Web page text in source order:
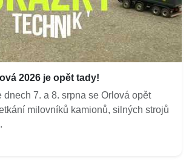
2026 je opět tady!
dnech 7. a 8. srpna se Orlová opět
milovníků kamionů, silných strojů